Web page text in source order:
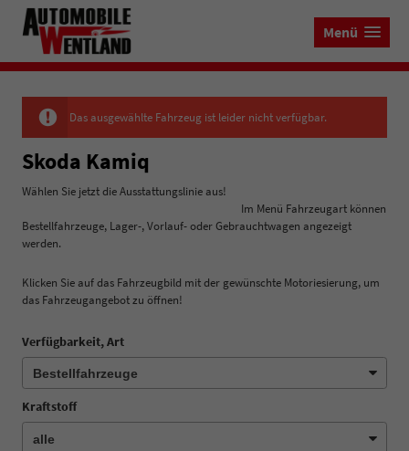
Menü
Das ausgewählte Fahrzeug ist leider nicht verfügbar.
Skoda Kamiq
Wählen Sie jetzt die Ausstattungslinie aus!
Im Menü Fahrzeugart können
Bestellfahrzeuge, Lager-, Vorlauf- oder Gebrauchtwagen angezeigt
werden.
Klicken Sie auf das Fahrzeugbild mit der gewünschte Motoriesierung, um
das Fahrzeugangebot zu öffnen!
Verfügbarkeit, Art
Kraftstoff